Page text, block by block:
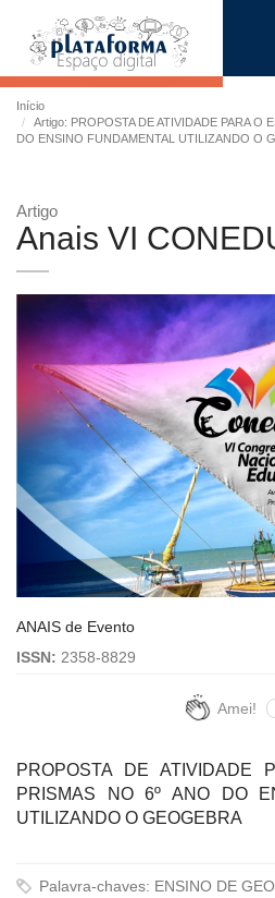
Início
Artigo: PROPOSTA DE ATIVIDADE PARA O
DO ENSINO FUNDAMENTAL UTILIZANDO O
Artigo
Anais VI
ANAIS de Evento
ISSN: 2358-8829
Amei!
PROPOSTA DE ATIVIDADE
PRISMAS NO 6º ANO DO
UTILIZANDO O GEOGEBRA
Palavra-chaves: ENSINO DE